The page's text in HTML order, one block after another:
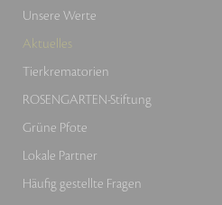
Unsere Werte
Aktuelles
Tierkrematorien
ROSENGARTEN-Stiftung
Grüne Pfote
Lokale Partner
Häufig gestellte Fragen